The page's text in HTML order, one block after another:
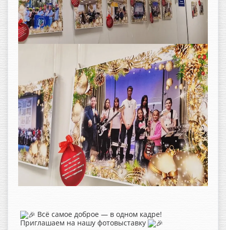
Всё самое доброе — в одном кадре!
Приглашаем на нашу фотовыставку